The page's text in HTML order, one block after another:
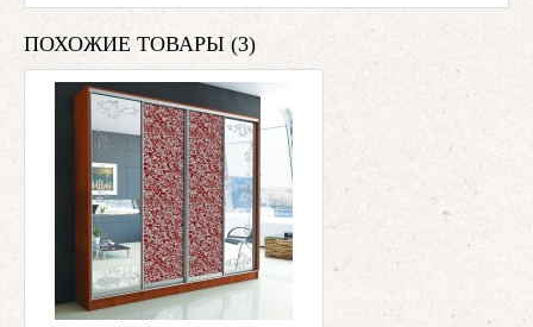
ПОХОЖИЕ ТОВАРЫ (3)